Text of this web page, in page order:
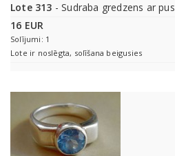
Lote 313 - Sudraba gredzens ar
16 EUR
Solījumi: 1
Lote ir noslēgta, solīšana beigusies